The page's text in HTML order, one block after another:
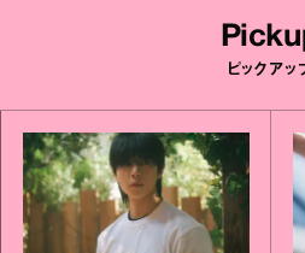
ピックアッ